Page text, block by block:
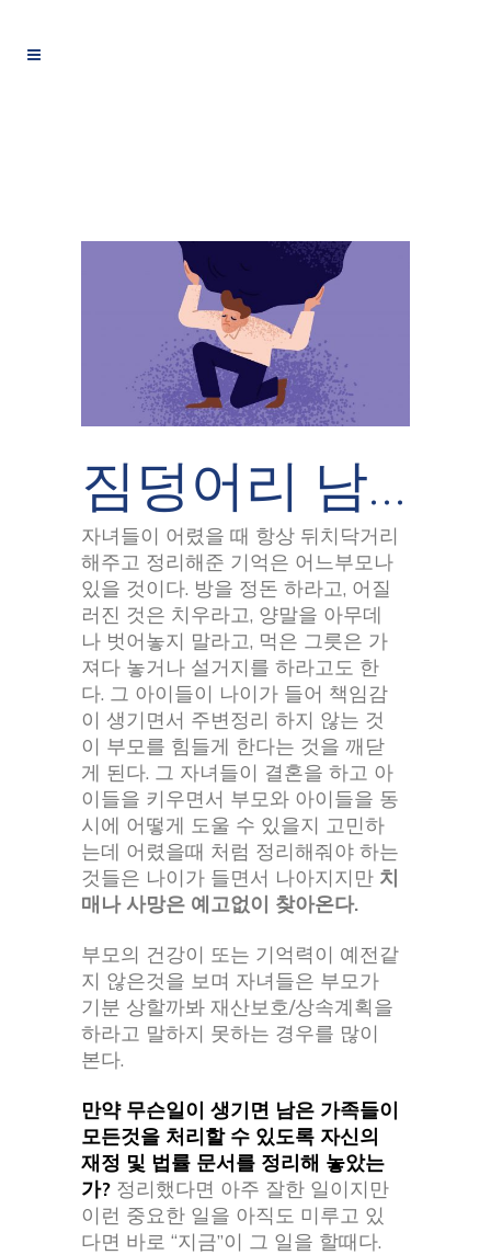
짐덩어리 남기지 않는 상속계획
자녀들이 어렸을 때 항상 뒤치닥거리
해주고 정리해준 기억은 어느부모나
있을 것이다. 방을 정돈 하라고, 어질
러진 것은 치우라고, 양말을 아무데
나 벗어놓지 말라고, 먹은 그릇은 가
져다 놓거나 설거지를 하라고도 한
다. 그 아이들이 나이가 들어 책임감
이 생기면서 주변정리 하지 않는 것
이 부모를 힘들게 한다는 것을 깨닫
게 된다. 그 자녀들이 결혼을 하고 아
이들을 키우면서 부모와 아이들을 동
시에 어떻게 도울 수 있을지 고민하
는데 어렸을때 처럼 정리해줘야 하는
것들은 나이가 들면서 나아지지만 치
매나 사망은 예고없이 찾아온다.
부모의 건강이 또는 기억력이 예전같
지 않은것을 보며 자녀들은 부모가
기분 상할까봐 재산보호/상속계획을
하라고 말하지 못하는 경우를 많이
본다.
만약 무슨일이 생기면 남은 가족들이
모든것을 처리할 수 있도록 자신의
재정 및 법률 문서를 정리해 놓았는
가? 정리했다면 아주 잘한 일이지만
이런 중요한 일을 아직도 미루고 있
다면 바로 “지금”이 그 일을 할때다.